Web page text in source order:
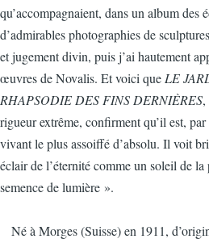
qu’accompagnaient, dans un album des
d’admirables photographies de
et jugement divin, puis j’ai hautement
œuvres de Novalis. Et voici que LE
RHAPSODIE DES FINS DERNIÈRES,
rigueur extrême, confirment qu’il est,
vivant le plus assoiffé d’absolu. Il voit
éclair de l’éternité comme un soleil de
semence de lumière ».
Né à Morges (Suisse) en 1911,